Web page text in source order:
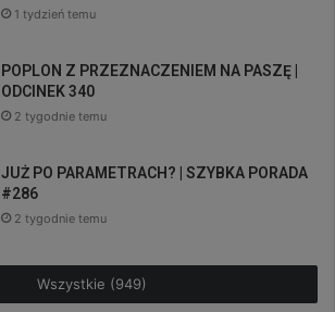
1 tydzień temu
POPLON Z PRZEZNACZENIEM NA PASZĘ |
ODCINEK 340
2 tygodnie temu
JUŻ PO PARAMETRACH? | SZYBKA PORADA
#286
2 tygodnie temu
Wszystkie (949)